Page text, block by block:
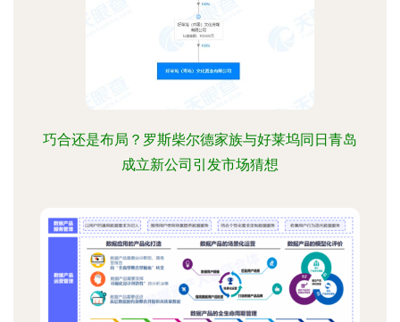
巧合还是布局？罗斯柴尔德家族与好莱坞同日青岛
成立新公司引发市场猜想